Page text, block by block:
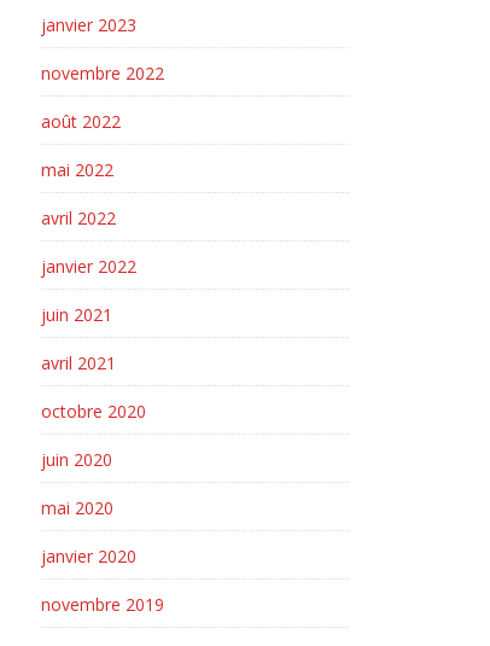
janvier 2023
novembre 2022
août 2022
mai 2022
avril 2022
janvier 2022
juin 2021
avril 2021
octobre 2020
juin 2020
mai 2020
janvier 2020
novembre 2019